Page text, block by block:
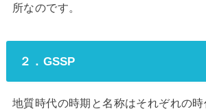
所なのです。
２．GSSP
地質時代の時期と名称はそれぞれの